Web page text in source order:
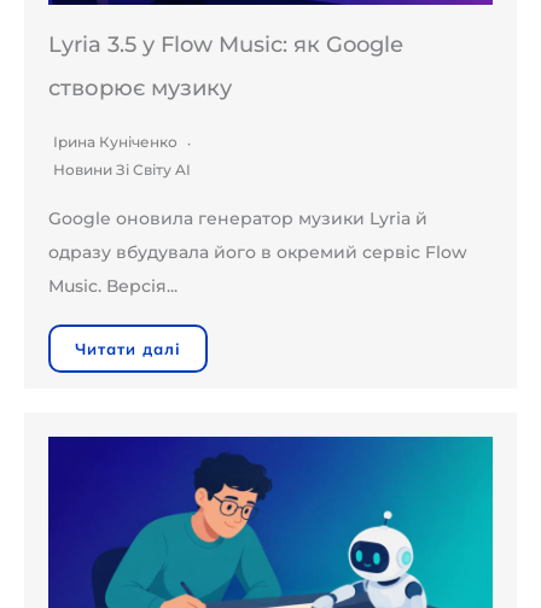
Lyria 3.5 у Flow Music: як Google
створює музику
Ірина Куніченко
Новини Зі Світу AI
Google оновила генератор музики Lyria й
одразу вбудувала його в окремий сервіс Flow
Music. Версія...
Читати далі